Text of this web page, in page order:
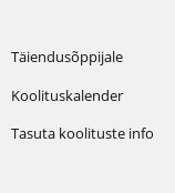
Täiendusõppijale
Koolituskalender
Tasuta koolituste info